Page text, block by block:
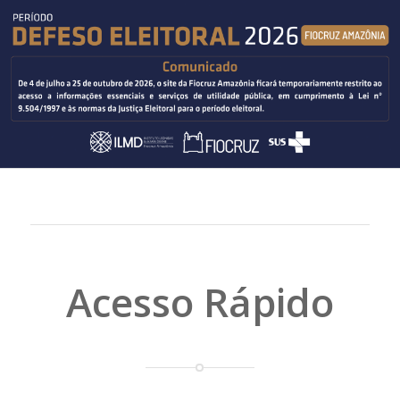
Acesso Rápido